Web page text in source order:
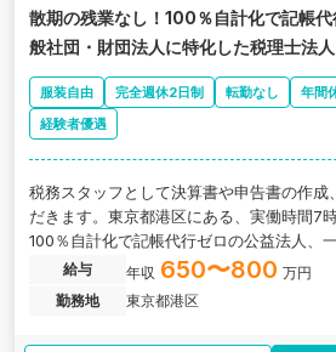
散期の残業なし！100％自計化で記帳
般社団・財団法人に特化した税理士法人
服装自由 完全週休2日制 転勤なし
年間
経験者優遇
税務スタッフとして決算書や申告書の作成
だきます。東京都港区にある、実働時間7
100％自計化で記帳代行ゼロの公益法人、
した税理士法人の求人です。
給与 年収 650〜800 万円
勤務地
東京都港区